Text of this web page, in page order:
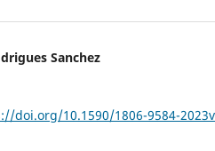
Sanchez
doi.org/10.1590/1806-9584-